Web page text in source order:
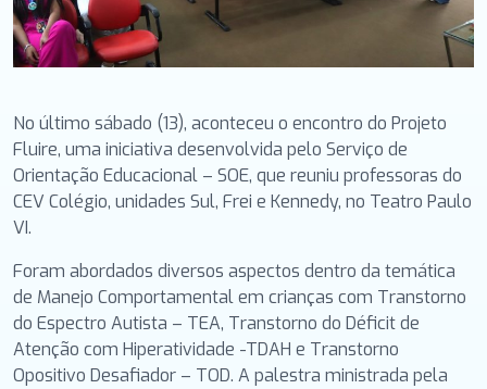
No último sábado (13), aconteceu o encontro do Projeto
Fluire, uma iniciativa desenvolvida pelo Serviço de
Orientação Educacional – SOE, que reuniu professoras do
CEV Colégio, unidades Sul, Frei e Kennedy, no Teatro Paulo
VI.
Foram abordados diversos aspectos dentro da temática
de Manejo Comportamental em crianças com Transtorno
do Espectro Autista – TEA, Transtorno do Déficit de
Atenção com Hiperatividade -TDAH e Transtorno
Opositivo Desafiador – TOD. A palestra ministrada pela